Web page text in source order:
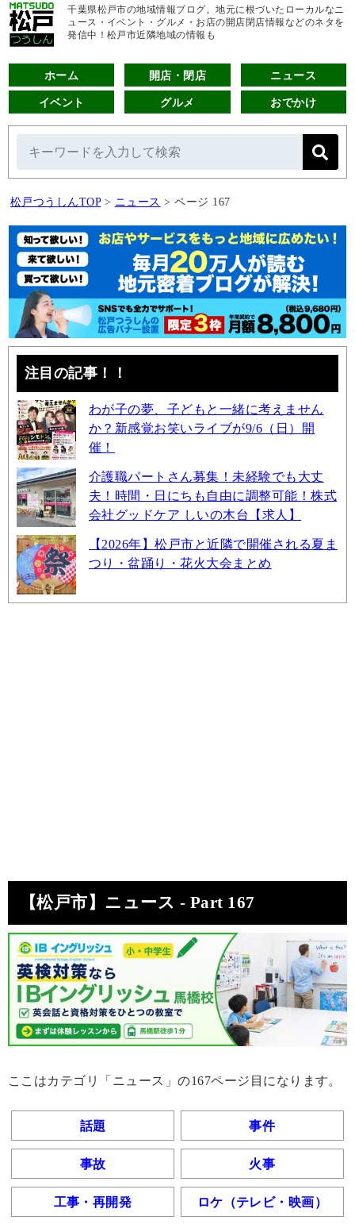
千葉県松戸市の地域情報ブログ。地元に根づいたローカルなニ
ュース・イベント・グルメ・お店の開店閉店情報などのネタを
発信中！松戸市近隣地域の情報も
ホーム 開店・閉店 ニュース
イベント グルメ おでかけ
松戸つうしんTOP > ニュース > ページ 167
注目の記事！！
わが子の夢、子どもと一緒に考えません
か？新感覚お笑いライブが9/6（日）開
催！
介護職パートさん募集！未経験でも大丈
夫！時間・日にちも自由に調整可能！株式
会社グッドケア しいの木台【求人】
【2026年】松戸市と近隣で開催される夏ま
つり・盆踊り・花火大会まとめ
【松戸市】ニュース - Part 167
ここはカテゴリ「ニュース」の167ページ目になります。
話題 事件
事故 火事
工事・再開発 ロケ（テレビ・映画）